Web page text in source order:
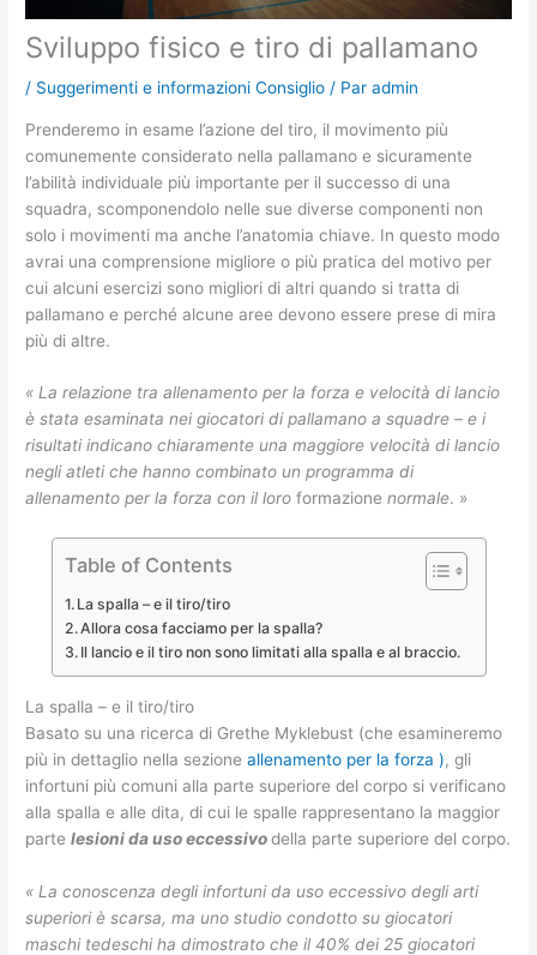
Sviluppo fisico e tiro di pallamano
/ Suggerimenti e informazioni Consiglio / Paradmin
Prenderemo in esame l’azione del tiro, il movimento più
comunemente considerato nella pallamano e sicuramente
l’abilità individuale più importante per il successo di una
squadra, scomponendolo nelle sue diverse componenti non
solo i movimenti ma anche l’anatomia chiave. In questo modo
avrai una comprensione migliore o più pratica del motivo per
cui alcuni esercizi sono migliori di altri quando si tratta di
pallamano e perché alcune aree devono essere prese di mira
più di altre.
« La relazione tra allenamento per la forza e velocità di lancio
è stata esaminata nei giocatori di pallamano a squadre – e i
risultati indicano chiaramente una maggiore velocità di lancio
negli atleti che hanno combinato un programma di
allenamento per la forza con il loroformazionenormale. »
Table of Contents
La spalla – e il tiro/tiro
Allora cosa facciamo per la spalla?
Il lancio e il tiro non sono limitati alla spalla e al braccio.
La spalla – e il tiro/tiro
Basato su una ricerca di Grethe Myklebust (che esamineremo
più in dettaglio nella sezioneallenamento per la forza), gli
infortuni più comuni alla parte superiore del corpo si verificano
alla spalla e alle dita, di cui le spalle rappresentano la maggior
partelesioni da uso eccessivodella parte superiore del corpo.
« La conoscenza degli infortuni da uso eccessivo degli arti
superiori è scarsa, ma uno studio condotto su giocatori
maschi tedeschi ha dimostrato che il 40% dei 25 giocatori